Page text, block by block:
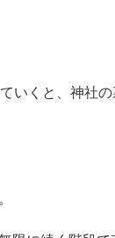
いくと、神社